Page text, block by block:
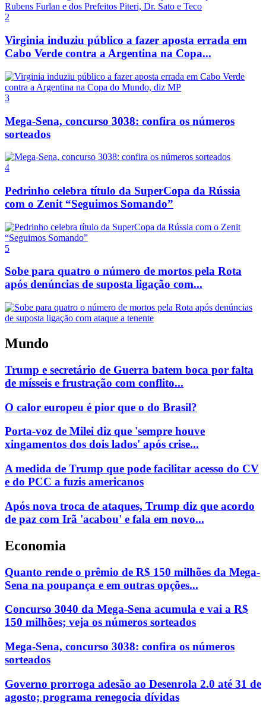
2
Virginia induziu público a fazer aposta errada em
Cabo Verde contra a Argentina na Copa...
3
Mega-Sena, concurso 3038: confira os números
sorteados
4
Pedrinho celebra título da SuperCopa da Rússia
com o Zenit “Seguimos Somando”
5
Sobe para quatro o número de mortos pela Rota
após denúncias de suposta ligação com...
Mundo
Trump e secretário de Guerra batem boca por falta
de mísseis e frustração com conflito...
O calor europeu é pior que o do Brasil?
Porta-voz de Milei diz que 'sempre houve
xingamentos dos dois lados' após crise...
A medida de Trump que pode facilitar acesso do CV
e do PCC a fuzis americanos
Após nova troca de ataques, Trump diz que acordo
de paz com Irã 'acabou' e fala em novo...
Economia
Quanto rende o prêmio de R$ 150 milhões da Mega-
Sena na poupança e em outras opções...
Concurso 3040 da Mega-Sena acumula e vai a R$
150 milhões; veja os números sorteados
Mega-Sena, concurso 3038: confira os números
sorteados
Governo prorroga adesão ao Desenrola 2.0 até 31 de
agosto; programa renegocia dívidas